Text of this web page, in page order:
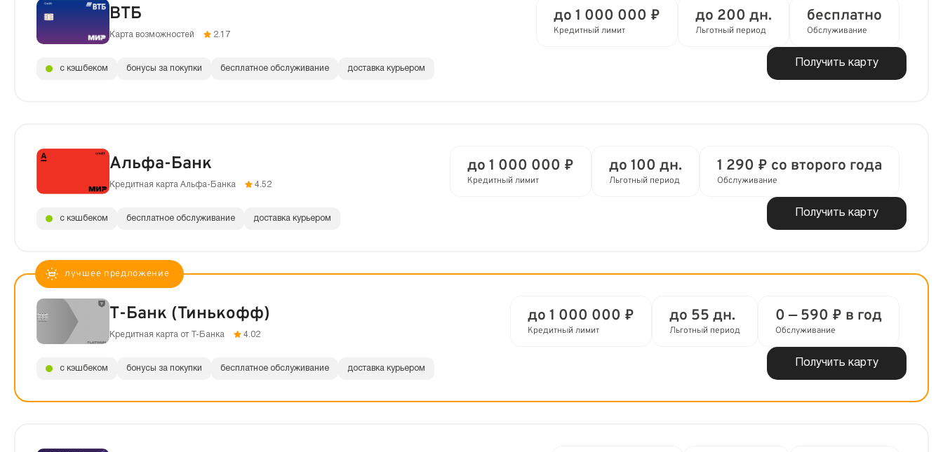
ВТБ
Карта возможностей 2.17
до 1 000 000 ₽
Кредитный лимит
до 200 дн.
Льготный период
бесплатно
Обслуживание
Получить карту
с кэшбеком бонусы за покупки бесплатное обслуживание доставка курьером
Альфа-Банк
Кредитная карта Альфа-Банка 4.52
до 1 000 000 ₽
Кредитный лимит
до 100 дн.
Льготный период
1 290 ₽ со второго года
Обслуживание
Получить карту
с кэшбеком бесплатное обслуживание доставка курьером
Т-Банк (Тинькофф)
Кредитная карта от Т-Банка 4.02
до 1 000 000 ₽
Кредитный лимит
до 55 дн.
Льготный период
0 — 590 ₽ в год
Обслуживание
Получить карту
с кэшбеком бонусы за покупки бесплатное обслуживание доставка курьером